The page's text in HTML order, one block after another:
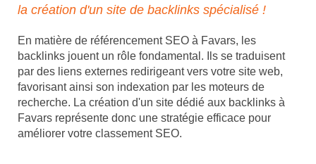
la création d'un site de backlinks spécialisé !
En matière de référencement SEO à Favars, les
backlinks jouent un rôle fondamental. Ils se traduisent
par des liens externes redirigeant vers votre site web,
favorisant ainsi son indexation par les moteurs de
recherche. La création d'un site dédié aux backlinks à
Favars représente donc une stratégie efficace pour
améliorer votre classement SEO.